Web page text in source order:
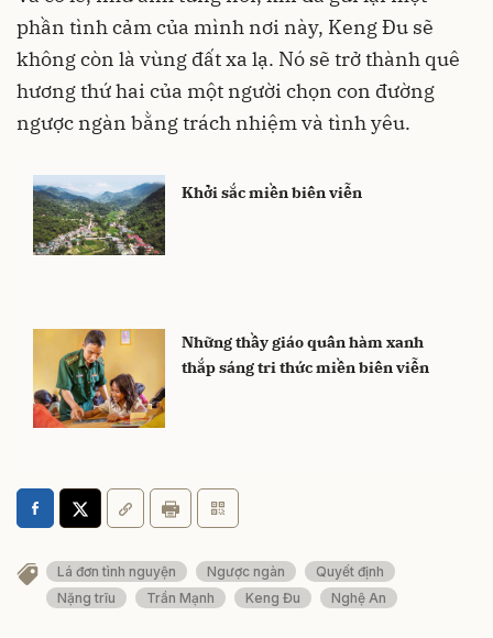
phần tình cảm của mình nơi này, Keng Đu sẽ
không còn là vùng đất xa lạ. Nó sẽ trở thành quê
hương thứ hai của một người chọn con đường
ngược ngàn bằng trách nhiệm và tình yêu.
Khởi sắc miền biên viễn
Những thầy giáo quân hàm xanh
thắp sáng tri thức miền biên viễn
Lá đơn tình nguyện Ngược ngàn
Quyết định
Nặng trĩu
Trần Mạnh Keng Đu Nghệ An